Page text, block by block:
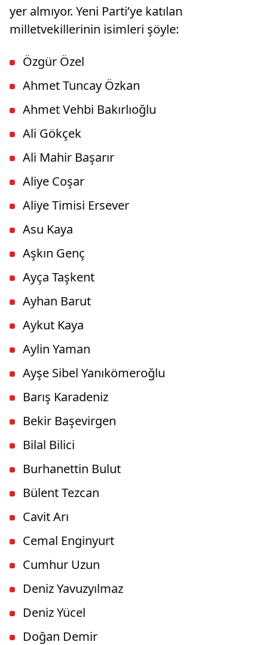
yer almıyor. Yeni Parti’ye katılan
milletvekillerinin isimleri şöyle:
Özgür Özel
Ahmet Tuncay Özkan
Ahmet Vehbi Bakırlıoğlu
Ali Gökçek
Ali Mahir Başarır
Aliye Coşar
Aliye Timisi Ersever
Asu Kaya
Aşkın Genç
Ayça Taşkent
Ayhan Barut
Aykut Kaya
Aylin Yaman
Ayşe Sibel Yanıkömeroğlu
Barış Karadeniz
Bekir Başevirgen
Bilal Bilici
Burhanettin Bulut
Bülent Tezcan
Cavit Arı
Cemal Enginyurt
Cumhur Uzun
Deniz Yavuzyılmaz
Deniz Yücel
Doğan Demir